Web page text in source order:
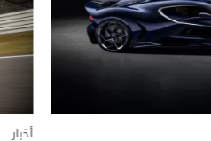
أخبار